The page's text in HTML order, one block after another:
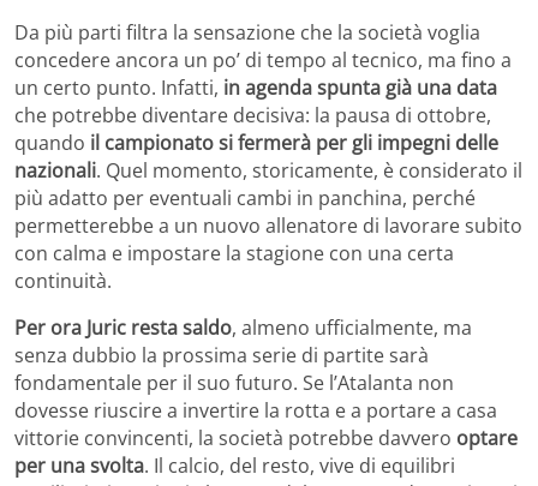
Da più parti filtra la sensazione che la società voglia
concedere ancora un po’ di tempo al tecnico, ma fino a
un certo punto. Infatti, in agenda spunta già una data
che potrebbe diventare decisiva: la pausa di ottobre,
quando il campionato si fermerà per gli impegni delle
nazionali. Quel momento, storicamente, è considerato il
più adatto per eventuali cambi in panchina, perché
permetterebbe a un nuovo allenatore di lavorare subito
con calma e impostare la stagione con una certa
continuità.
Per ora Juric resta saldo, almeno ufficialmente, ma
senza dubbio la prossima serie di partite sarà
fondamentale per il suo futuro. Se l’Atalanta non
dovesse riuscire a invertire la rotta e a portare a casa
vittorie convincenti, la società potrebbe davvero optare
per una svolta. Il calcio, del resto, vive di equilibri